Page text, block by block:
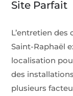
Site Parfait
L’entretien
Saint-Raphaël
localisation
des
plusieurs